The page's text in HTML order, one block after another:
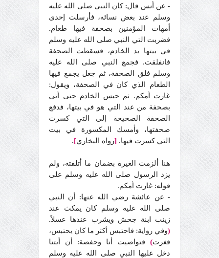
- عن أنس قال: كان النبي صلى الله عليه
وسلم عند بعض نسائه، فأرسلت إحدى
أمهات المؤمنين بصحفة فيها طعام.
فضربت التي النبي صلى الله عليه وسلم
في بيتها يد الخادم، فسقطت الصحفة
فانفلقت. فجمع النبي صلى الله عليه
وسلم فلق الصحفة، ثم جعل يجمع فيها
الطعام الذي كان في الصحفة، ويقول:
غارت أمكم. ثم حبس الخادم حتى أتى
بصحفة من عند التي هو في بيتها، فدفع
الصحفة الصحيحة إلى التي كسرت
صحفتها، وأمسك المكسورة في بيت
التي كسرت فيها. [رواه البخاري]
.
هنا ألزمت الغيرة بضمان ما أتلفته، ولم
يزد الرسول صلى الله عليه وسلم على
قوله: غارت أمكم.
- عن عائشة رضي الله عنها: أن النبي
صلى الله عليه وسلم كان يمكث عند
زينب ابنة جحش ويشرب عندها عسلاً.
(وفي رواية: فاحتبس أكثر ما كان يحتبس،
فغرت) فتواصيت أنا وحفصة: أن أيتنا
دخل عليها النبي صلى الله عليه وسلم